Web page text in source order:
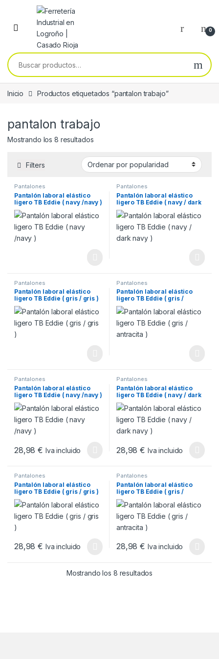
Skip to navigation
Skip to content
0
Buscar por:
Inicio Productos etiquetados “pantalon trabajo”
pantalon trabajo
Mostrando los 8 resultadosOrdenado por popularidad
Filters
Pantalones
Pantalón laboral elástico
ligero TB Eddie ( navy /navy )
Pantalones
Pantalón laboral elástico
ligero TB Eddie ( navy / dark
navy )
Pantalones
Pantalón laboral elástico
ligero TB Eddie ( gris / gris )
Pantalones
Pantalón laboral elástico
ligero TB Eddie ( gris /
antracita )
Pantalones
Pantalón laboral elástico
ligero TB Eddie ( navy /navy )
28,98€ Iva incluido
Este producto tiene múltiples variantes. Las opciones se
Pantalones
Pantalón laboral elástico
ligero TB Eddie ( navy / dark
navy )
28,98€ Iva incluido
Este producto tiene múltiples
Pantalones
Pantalón laboral elástico
ligero TB Eddie ( gris / gris )
28,98€ Iva incluido
Este producto tiene múltiples variantes. Las opciones se
Pantalones
Pantalón laboral elástico
ligero TB Eddie ( gris /
antracita )
28,98€ Iva incluido
Este producto tiene múltiples
Mostrando los 8 resultados